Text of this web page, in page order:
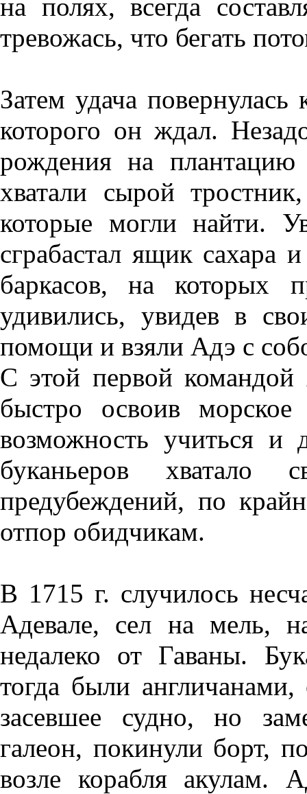
на полях, всегда
тревожась, что бегать
Затем удача
которого он ждал.
рождения на
хватали сырой
которые могли найти.
сграбастал ящик сахара
баркасов, на которых
удивились, увидев в
помощи и взяли Адэ с
С этой первой
быстро освоив
возможность учиться
буканьеров хватало
предубеждений, по
отпор обидчикам.
В 1715 г. случилось
Адевале, сел на мель,
недалеко от Гаваны.
тогда были
засевшее судно, но
галеон, покинули борт,
возле корабля акулам.